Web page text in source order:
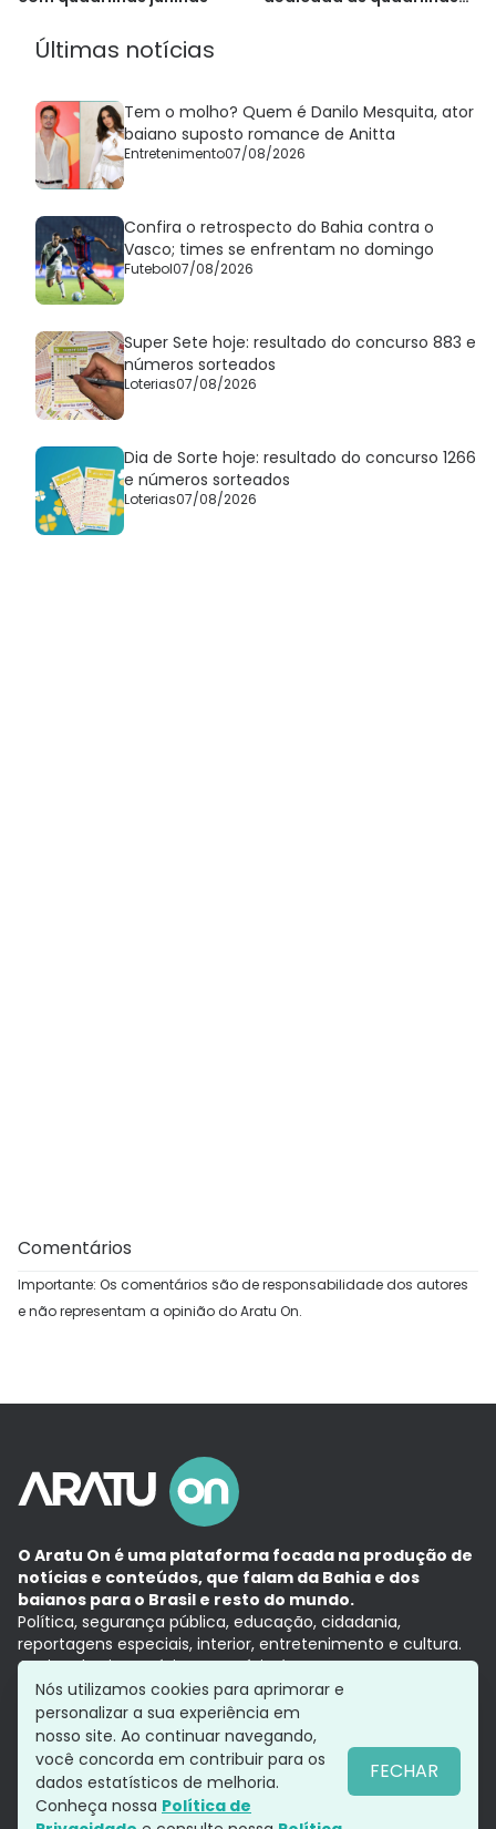
Últimas notícias
Tem o molho? Quem é Danilo Mesquita, ator
baiano suposto romance de Anitta
Entretenimento07/08/2026
Confira o retrospecto do Bahia contra o
Vasco; times se enfrentam no domingo
Futebol07/08/2026
Super Sete hoje: resultado do concurso 883 e
números sorteados
Loterias07/08/2026
Dia de Sorte hoje: resultado do concurso 1266
e números sorteados
Loterias07/08/2026
Comentários
Importante: Os comentários são de responsabilidade dos autores
e não representam a opinião do Aratu On.
O Aratu On é uma plataforma focada na produção de
notícias e conteúdos, que falam da Bahia e dos
baianos para o Brasil e resto do mundo.
Política, segurança pública, educação, cidadania,
reportagens especiais, interior, entretenimento e cultura.
Aqui, tudo vira notícia e a notícia é no tempo presente,
com a credibilidade do Grupo Aratu.
Grupo Aratu
Política de privacidade
Siga-nos
Nós utilizamos cookies para aprimorar e
personalizar a sua experiência em
nosso site. Ao continuar navegando,
você concorda em contribuir para os
dados estatísticos de melhoria.
Conheça nossa Política de
FECHAR